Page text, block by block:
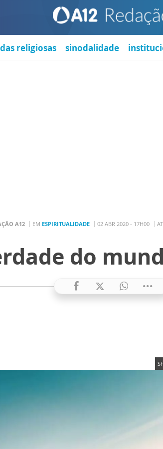
religiosas sinodalidade
A12 EM ESPIRITUALIDADE 02 ABR 2020 - 17H00
do